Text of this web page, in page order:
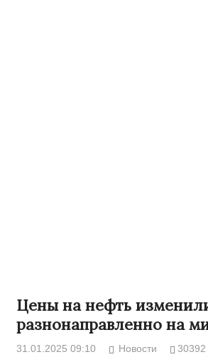
Цены на нефть
разнонаправленно на
31.01.2025 09:10 Новости 30392